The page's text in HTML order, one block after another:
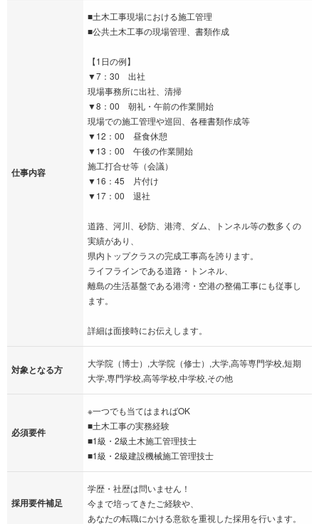
仕事内容
■土木工事現場における施工管理
■公共土木工事の現場管理、書類作成
【1日の例】
▼7：30 出社
現場事務所に出社、清掃
▼8：00 朝礼・午前の作業開始
現場での施工管理や巡回、各種書類作成等
▼12：00 昼食休憩
▼13：00 午後の作業開始
施工打合せ等（会議）
▼16：45 片付け
▼17：00 退社
道路、河川、砂防、港湾、ダム、トンネル等の数多くの
実績があり、
県内トップクラスの完成工事高を誇ります。
ライフラインである道路・トンネル、
離島の生活基盤である港湾・空港の整備工事にも従事し
ます。
詳細は面接時にお伝えします。
対象となる方
大学院（博士）,大学院（修士）,大学,高等専門学校,短期
大学,専門学校,高等学校,中学校,その他
必須要件
※一つでも当てはまればOK
■土木工事の実務経験
■1級・2級土木施工管理技士
■1級・2級建設機械施工管理技士
採用要件補足
学歴・社歴は問いません！
今まで培ってきたご経験や、
あなたの転職にかける意欲を重視した採用を行います。